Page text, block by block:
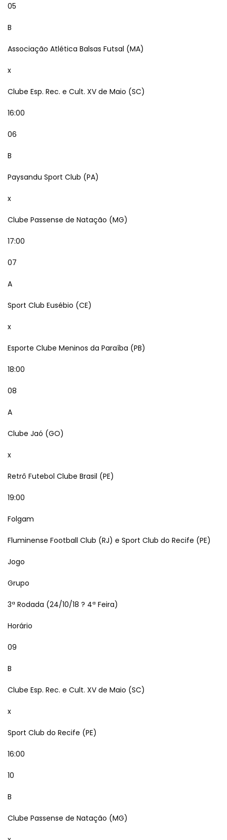
05
B
Associação Atlética Balsas Futsal (MA)
x
Clube Esp. Rec. e Cult. XV de Maio (SC)
16:00
06
B
Paysandu Sport Club (PA)
x
Clube Passense de Natação (MG)
17:00
07
A
Sport Club Eusébio (CE)
x
Esporte Clube Meninos da Paraíba (PB)
18:00
08
A
Clube Jaó (GO)
x
Retrô Futebol Clube Brasil (PE)
19:00
Folgam
Fluminense Football Club (RJ) e Sport Club do Recife (PE)
Jogo
Grupo
3ª Rodada (24/10/18 ? 4ª Feira)
Horário
09
B
Clube Esp. Rec. e Cult. XV de Maio (SC)
x
Sport Club do Recife (PE)
16:00
10
B
Clube Passense de Natação (MG)